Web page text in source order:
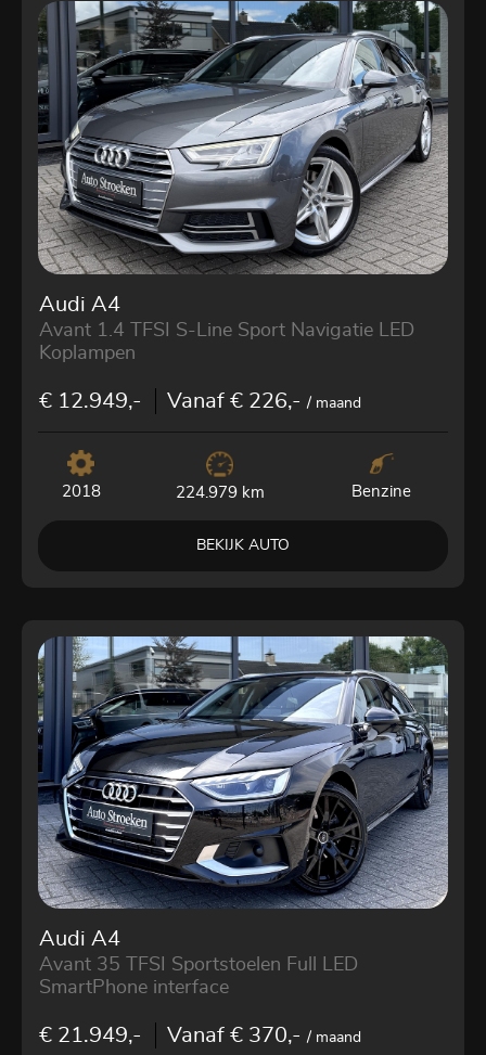
Audi A4
Avant 1.4 TFSI S-Line Sport Navigatie LED
Koplampen
€ 12.949,- Vanaf € 226,-/ maand
2018 224.979 km Benzine
BEKIJK AUTO
Audi A4
Avant 35 TFSI Sportstoelen Full LED
SmartPhone interface
€ 21.949,- Vanaf € 370,-/ maand